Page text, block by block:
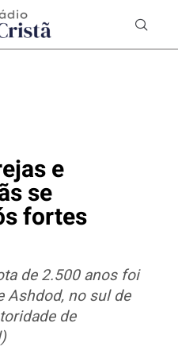
e
se
fortes
de 2.500 anos foi
Ashdod, no sul de
de